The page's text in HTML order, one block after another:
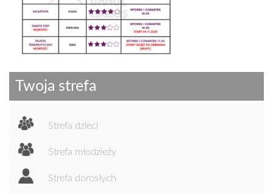
Twoja strefa
Strefa dzieci
Strefa młodzieży
Strefa dorosłych